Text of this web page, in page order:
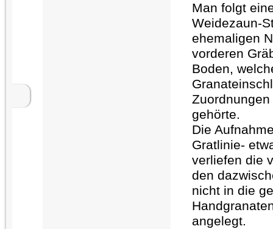
Man folgt
Weidezaun-
ehemaligen
vorderen
Boden,
gehörte.
Die
Gratlinie-
verliefen die
den
nicht in die
angelegt.